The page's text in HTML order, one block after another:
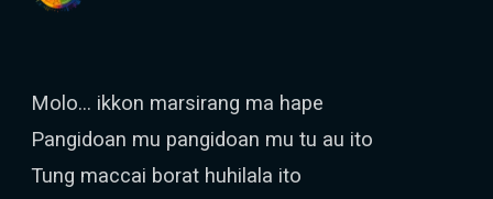
Molo... ikkon marsirang ma hape
Pangidoan mu pangidoan mu tu au ito
Tung maccai borat huhilala ito